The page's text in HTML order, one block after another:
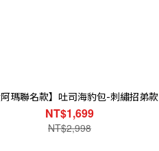
阿瑪聯名款】吐司海豹包-刺繡招弟款
NT$1,699
NT$2,998